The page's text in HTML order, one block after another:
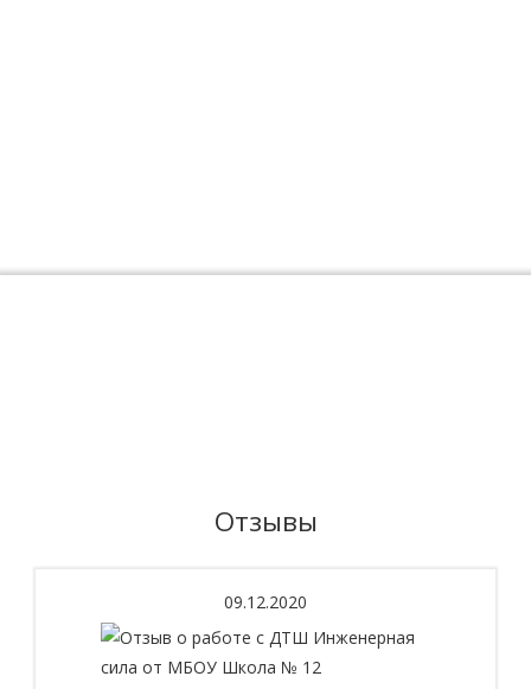
Отзывы
09.12.2020